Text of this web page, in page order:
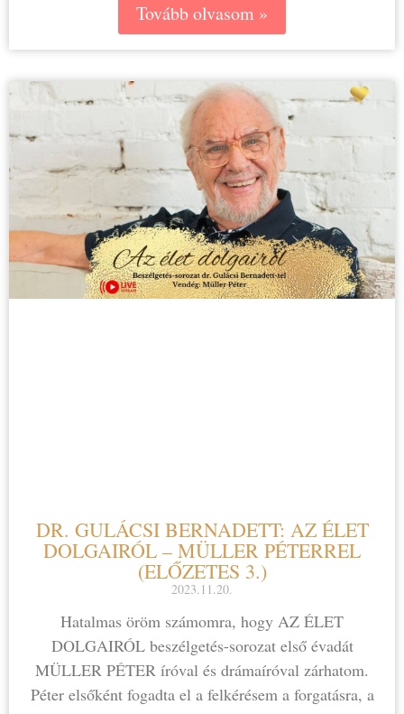
Tovább olvasom »
DR. GULÁCSI BERNADETT: AZ ÉLET
DOLGAIRÓL – MÜLLER PÉTERREL
(ELŐZETES 3.)
2023.11.20.
Hatalmas öröm számomra, hogy AZ ÉLET
DOLGAIRÓL beszélgetés-sorozat első évadát
MÜLLER PÉTER íróval és drámaíróval zárhatom.
Péter elsőként fogadta el a felkérésem a forgatásra, a